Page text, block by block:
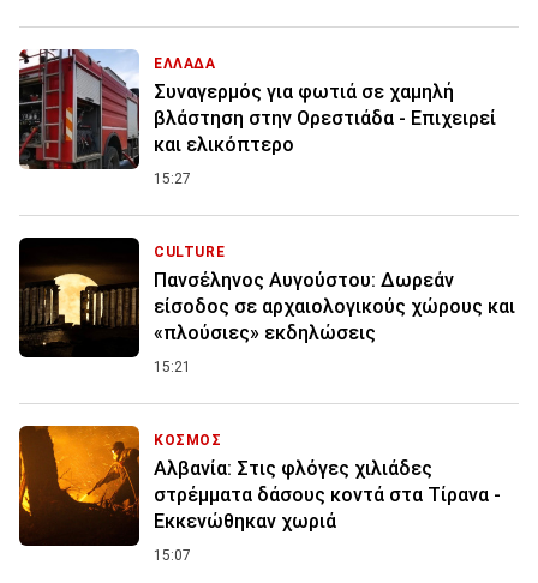
ΕΛΛΑΔΑ
Συναγερμός για φωτιά σε χαμηλή
βλάστηση στην Ορεστιάδα - Επιχειρεί
και ελικόπτερο
15:27
CULTURE
Πανσέληνος Αυγούστου: Δωρεάν
είσοδος σε αρχαιολογικούς χώρους και
«πλούσιες» εκδηλώσεις
15:21
ΚΟΣΜΟΣ
Αλβανία: Στις φλόγες χιλιάδες
στρέμματα δάσους κοντά στα Τίρανα -
Εκκενώθηκαν χωριά
15:07